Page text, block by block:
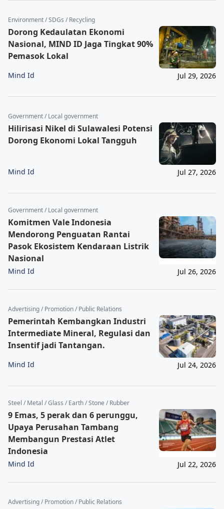
Environment / SDGs / Recycling
Dorong Kedaulatan Ekonomi
Nasional, MIND ID Jaga Tingkat 90%
Pemasok Lokal
Mind Id Jul 29, 2026
Government / Local government
Hilirisasi Nikel di Sulawalesi Potensi
Dorong Ekonomi Lokal Tangguh
Mind Id Jul 27, 2026
Government / Local government
Komitmen Vale Indonesia
Mendorong Penguatan Rantai
Pasok Ekosistem Kendaraan Listrik
Nasional
Mind Id Jul 26, 2026
Advertising / Promotion / Public Relations
Pemerintah Kembangkan Industri
Intermediate Mineral, Regulasi dan
Insentif jadi Tantangan.
Mind Id Jul 24, 2026
Steel / Metal / Glass / Earth / Stone / Rubber
9 Emas, 5 perak dan 6 perunggu,
Upaya Perusahan Tambang
Membangun Prestasi Atlet
Indonesia
Mind Id Jul 22, 2026
Advertising / Promotion / Public Relations